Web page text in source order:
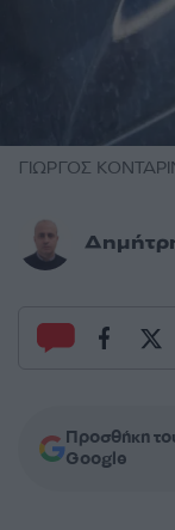
ΓΙΩΡΓΟΣ
Προσθήκη
Google